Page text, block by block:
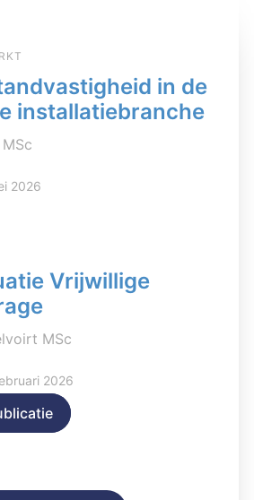
in de
installatiebranche
2026
Vrijwillige
MSc
2026